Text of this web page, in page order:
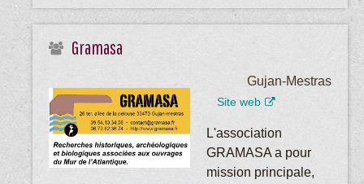
Gramasa
Gujan-Mestras
Site web
L'association
GRAMASA a pour
mission principale,